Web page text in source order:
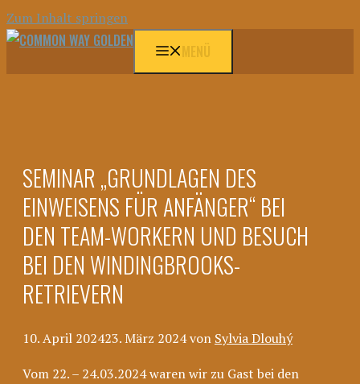
Zum Inhalt springen
MENÜ
SEMINAR „GRUNDLAGEN DES
EINWEISENS FÜR ANFÄNGER“ BEI
DEN TEAM-WORKERN UND BESUCH
BEI DEN WINDINGBROOKS-
RETRIEVERN
10. April 202423. März 2024von Sylvia Dlouhý
Vom 22. – 24.03.2024 waren wir zu Gast bei den